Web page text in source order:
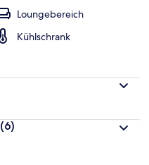
Loungebereich
Kühlschrank
(6)